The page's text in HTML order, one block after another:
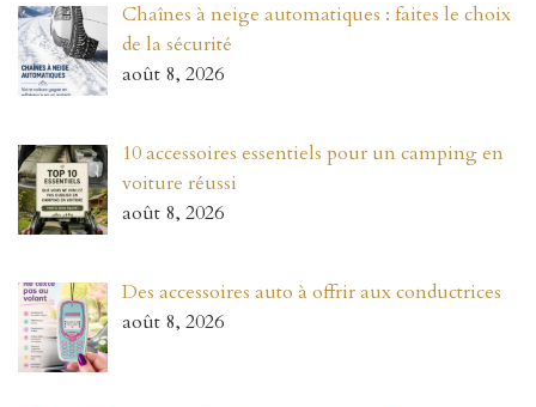
Chaînes à neige automatiques : faites le choix
de la sécurité
août 8, 2026
10 accessoires essentiels pour un camping en
voiture réussi
août 8, 2026
Des accessoires auto à offrir aux conductrices
août 8, 2026